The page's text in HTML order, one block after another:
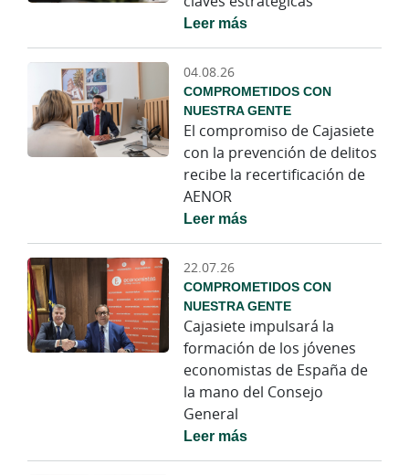
Leer más
04.08.26
COMPROMETIDOS CON
NUESTRA GENTE
El compromiso de Cajasiete
con la prevención de delitos
recibe la recertificación de
AENOR
Leer más
22.07.26
COMPROMETIDOS CON
NUESTRA GENTE
Cajasiete impulsará la
formación de los jóvenes
economistas de España de
la mano del Consejo
General
Leer más